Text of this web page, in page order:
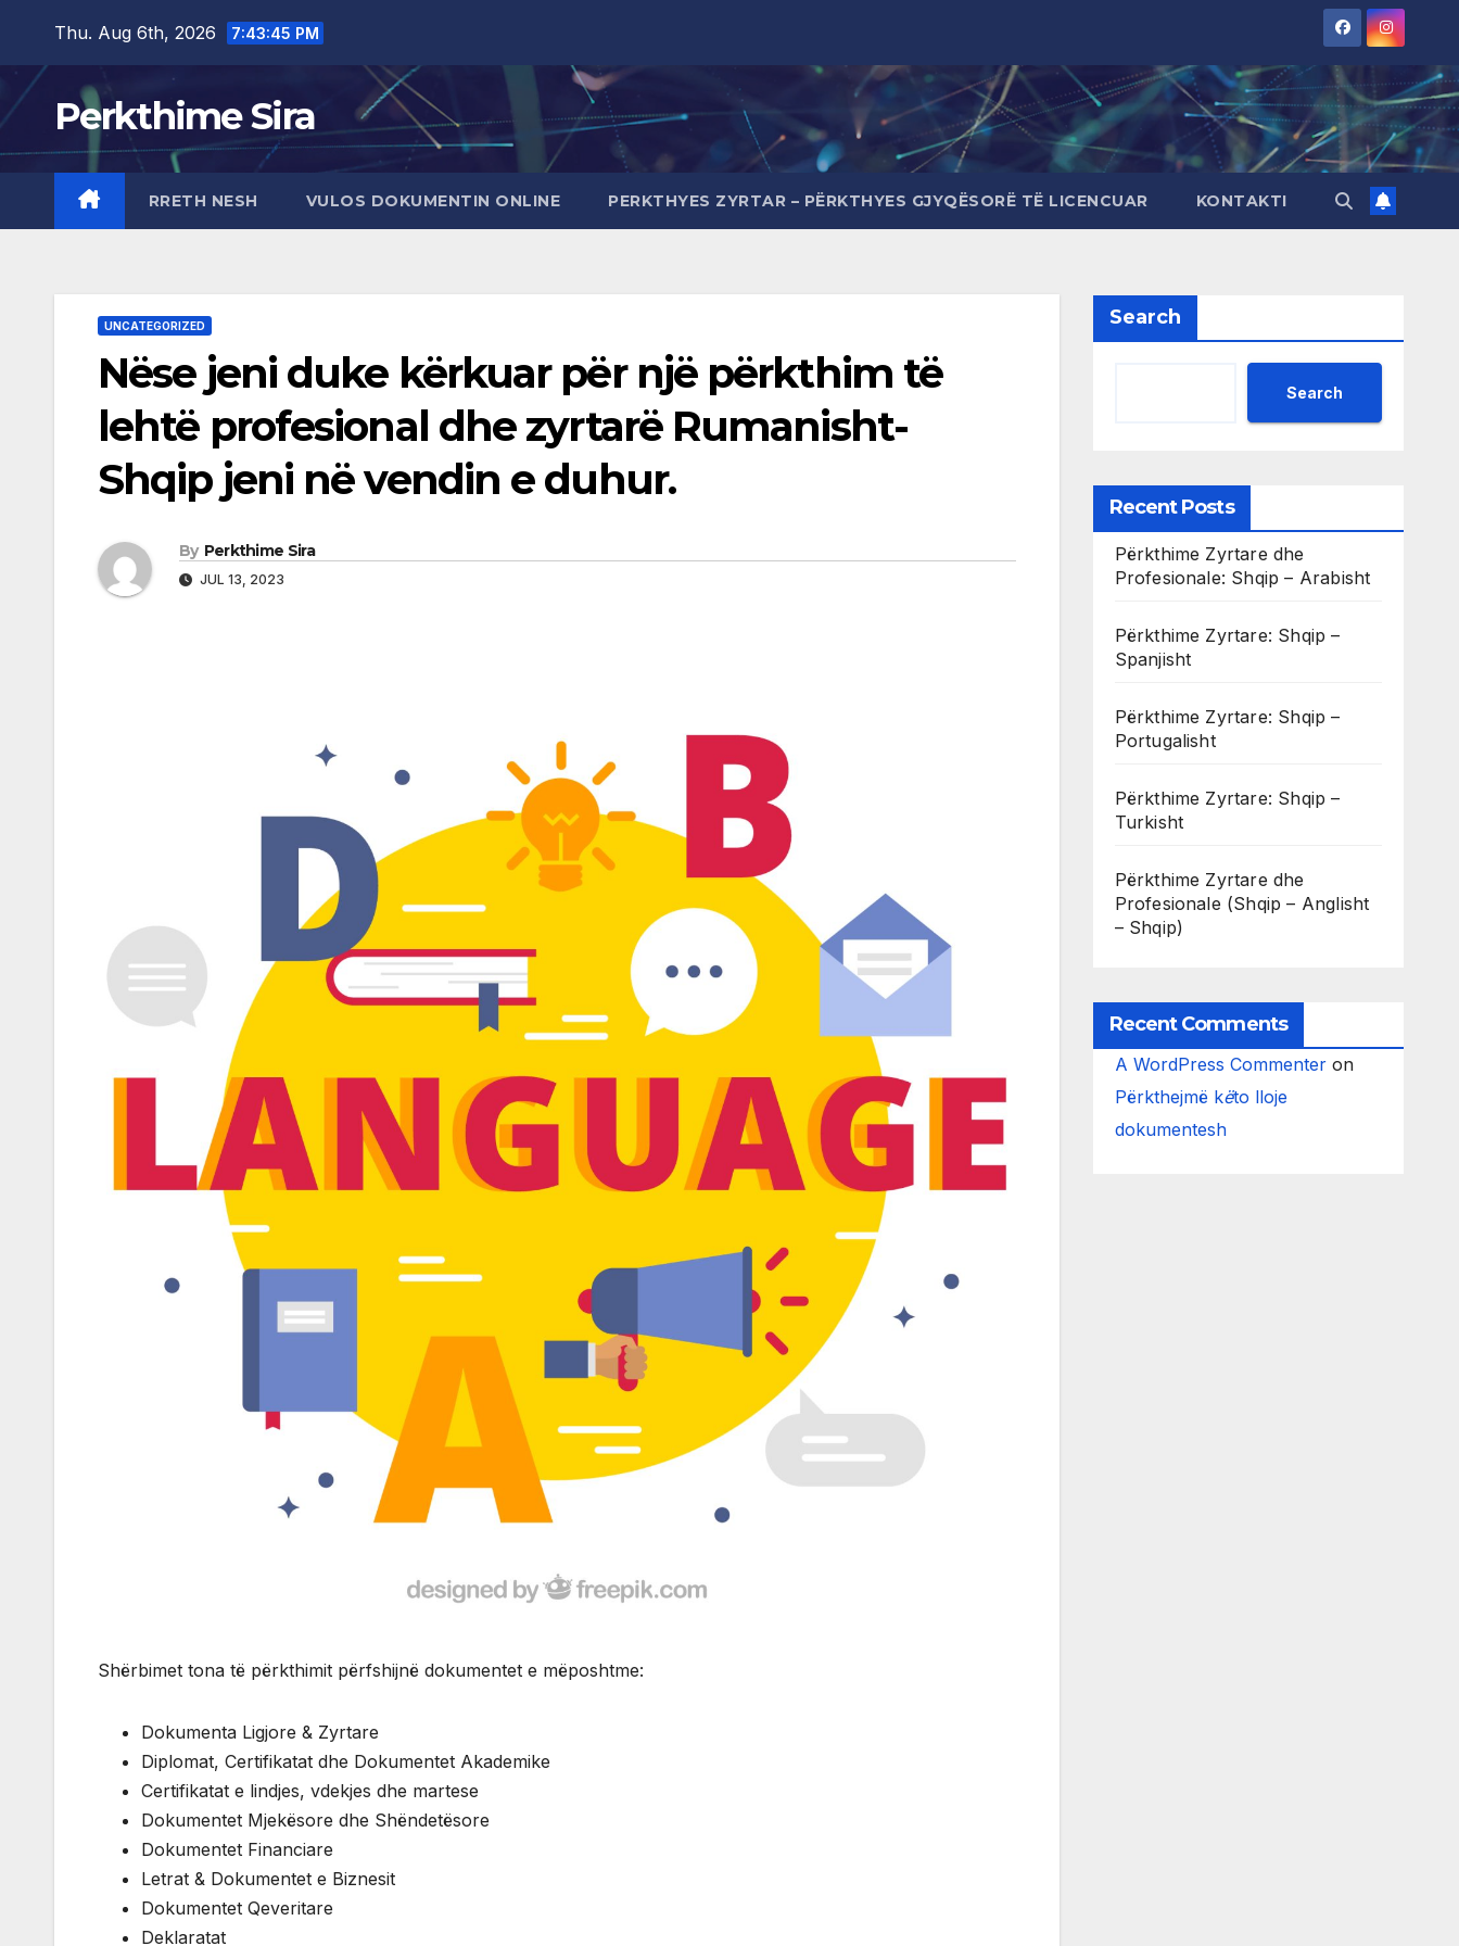
content
Thu. Aug 6th, 2026 7:43:46 PM
Perkthime Sira
RRETH NESH VULOS DOKUMENTIN ONLINE PERKTHYES ZYRTAR – PËRKTHYES GJYQËSORË TË LICENCUAR KONTAKTI
UNCATEGORIZED
Nëse jeni duke kërkuar për një përkthim të
lehtë profesional dhe zyrtarë Rumanisht-
Shqip jeni në vendin e duhur.
By Perkthime Sira
JUL 13, 2023
Shërbimet tona të përkthimit përfshijnë dokumentet e mëposhtme:
Dokumenta Ligjore & Zyrtare
Diplomat, Certifikatat dhe Dokumentet Akademike
Certifikatat e lindjes, vdekjes dhe martese
Dokumentet Mjekësore dhe Shëndetësore
Dokumentet Financiare
Letrat & Dokumentet e Biznesit
Dokumentet Qeveritare
Deklaratat
Search
Search
Recent Posts
Përkthime Zyrtare dhe
Profesionale: Shqip – Arabisht
Përkthime Zyrtare: Shqip –
Spanjisht
Përkthime Zyrtare: Shqip –
Portugalisht
Përkthime Zyrtare: Shqip –
Turkisht
Përkthime Zyrtare dhe
Profesionale (Shqip – Anglisht
– Shqip)
Recent Comments
A WordPress Commenteron
Përkthejmë këto lloje
dokumentesh